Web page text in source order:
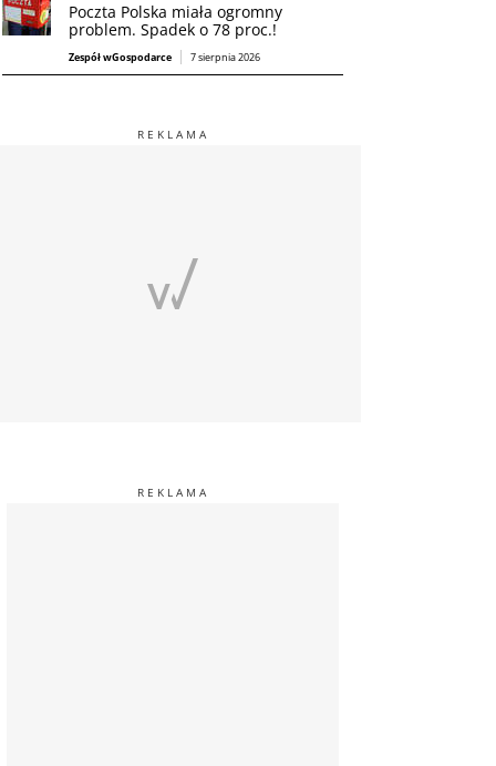
Poczta Polska miała ogromny
problem. Spadek o 78 proc.!
Zespół wGospodarce 7 sierpnia 2026